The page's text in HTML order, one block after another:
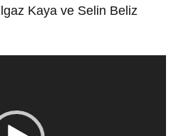
Kaya ve Selin Beliz